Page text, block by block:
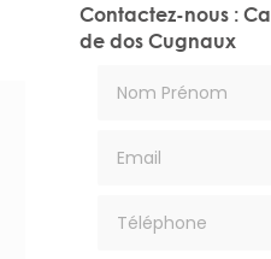
Contactez-nous :
de dos Cugnaux